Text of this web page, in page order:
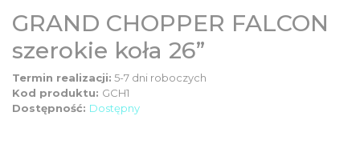
AKCESORIA
KONTAKT
GRAND CHOPPER FALCON
szerokie koła 26”
Kod produktu: GCH1
Termin realizacji: 5-7 dni roboczych
Dostępność: Dostępny